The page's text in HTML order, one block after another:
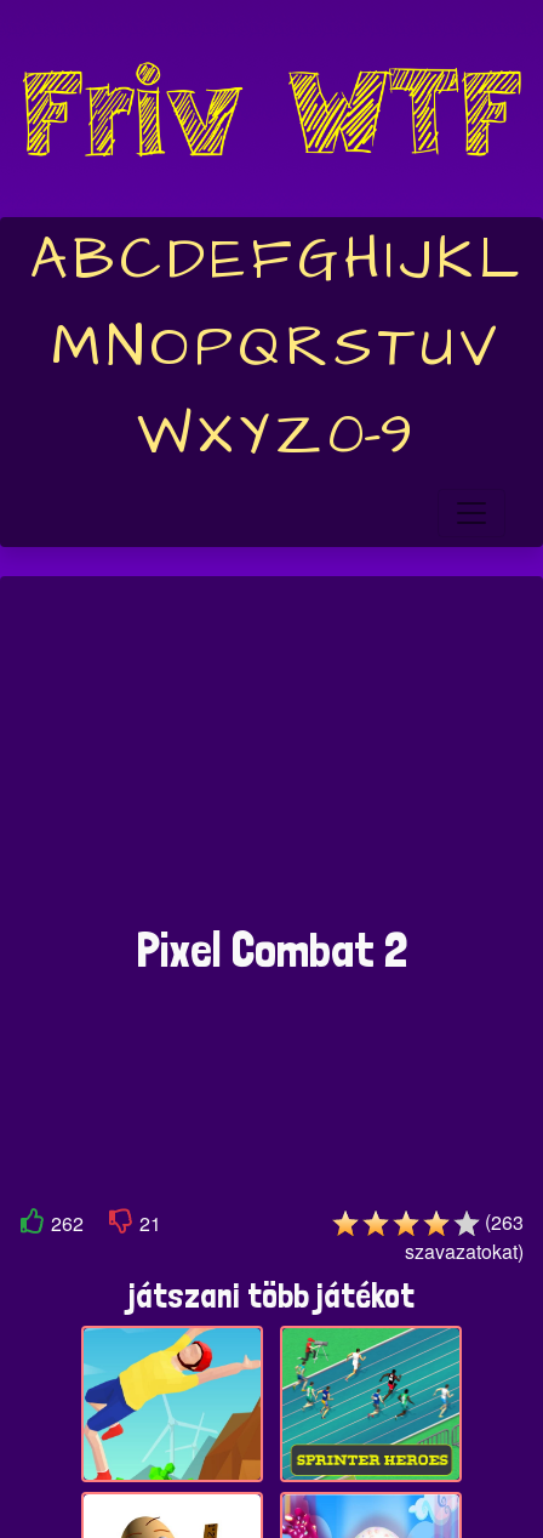
ABCDEFGHIJKL
MNOPQRSTUV
WXYZ0-9
Pixel Combat 2
262 21 (263
szavazatokat)
játszani több játékot